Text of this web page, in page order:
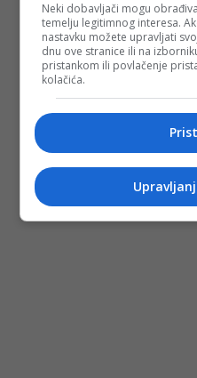
Neki dobavljači mogu
temelju legitimnog interesa.
nastavku možete upravljati
dnu ove stranice ili na
pristankom ili povlačenje
kolačića.